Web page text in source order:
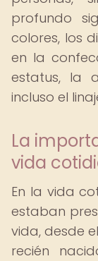
profundo
colores, los
en la
estatus, la
incluso el
La
vida
En la vida
estaban
vida, desde
recién